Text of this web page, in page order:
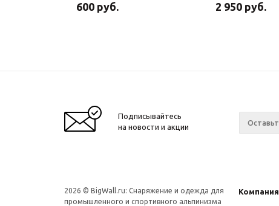
600 руб. 2 950 руб.
Подписывайтесь
на новости и акции
2026 © BigWall.ru: Снаряжение и одежда для
промышленного и спортивного альпинизма
Компания